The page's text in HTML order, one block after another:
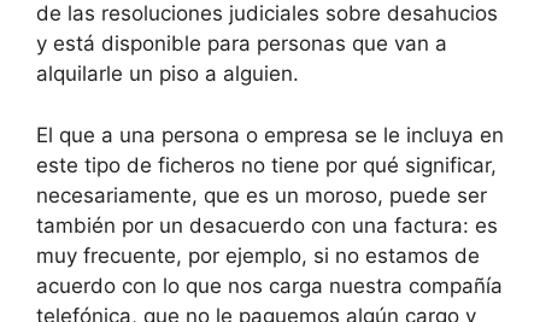
de las resoluciones judiciales sobre desahucios
y está disponible para personas que van a
alquilarle un piso a alguien.
El que a una persona o empresa se le incluya en
este tipo de ficheros no tiene por qué significar,
necesariamente, que es un moroso, puede ser
también por un desacuerdo con una factura: es
muy frecuente, por ejemplo, si no estamos de
acuerdo con lo que nos carga nuestra compañía
telefónica, que no le paguemos algún cargo y